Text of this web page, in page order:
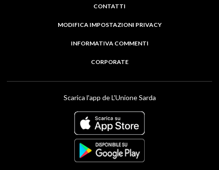
CONTATTI
MODIFICA IMPOSTAZIONI PRIVACY
INFORMATIVA COMMENTI
CORPORATE
Scarica l'app de L'Unione Sarda